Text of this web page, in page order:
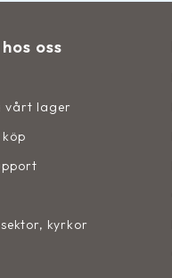
oss
vårt lager
kyrkor